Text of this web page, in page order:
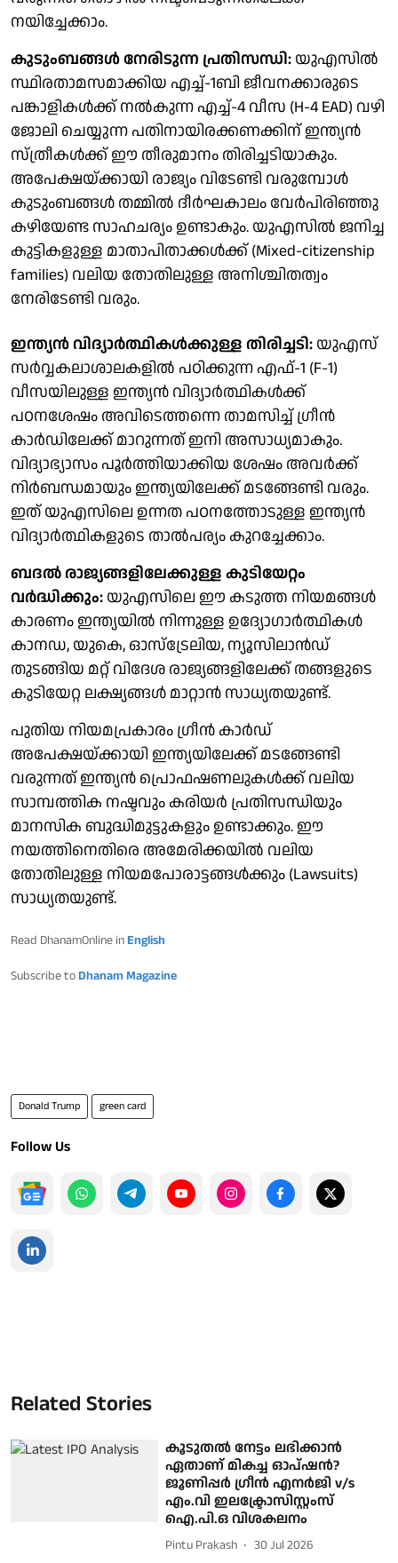
നയിച്ചേക്കാം.
കുടുംബങ്ങൾ നേരിടുന്ന പ്രതിസന്ധി: യുഎസിൽ
സ്ഥിരതാമസമാക്കിയ എച്ച്-1ബി ജീവനക്കാരുടെ
പങ്കാളികൾക്ക് നൽകുന്ന എച്ച്-4 വീസ (H-4 EAD) വഴി
ജോലി ചെയ്യുന്ന പതിനായിരക്കണക്കിന് ഇന്ത്യൻ
സ്ത്രീകൾക്ക് ഈ തീരുമാനം തിരിച്ചടിയാകും.
അപേക്ഷയ്ക്കായി രാജ്യം വിടേണ്ടി വരുമ്പോൾ
കുടുംബങ്ങൾ തമ്മിൽ ദീർഘകാലം വേർപിരിഞ്ഞു
കഴിയേണ്ട സാഹചര്യം ഉണ്ടാകും. യുഎസിൽ ജനിച്ച
കുട്ടികളുള്ള മാതാപിതാക്കൾക്ക് (Mixed-citizenship
families) വലിയ തോതിലുള്ള അനിശ്ചിതത്വം
നേരിടേണ്ടി വരും.
ഇന്ത്യൻ വിദ്യാർത്ഥികൾക്കുള്ള തിരിച്ചടി: യുഎസ്
സർവ്വകലാശാലകളിൽ പഠിക്കുന്ന എഫ്-1 (F-1)
വീസയിലുള്ള ഇന്ത്യൻ വിദ്യാർത്ഥികൾക്ക്
പഠനശേഷം അവിടെത്തന്നെ താമസിച്ച് ഗ്രീൻ
കാർഡിലേക്ക് മാറുന്നത് ഇനി അസാധ്യമാകും.
വിദ്യാഭ്യാസം പൂർത്തിയാക്കിയ ശേഷം അവർക്ക്
നിർബന്ധമായും ഇന്ത്യയിലേക്ക് മടങ്ങേണ്ടി വരും.
ഇത് യുഎസിലെ ഉന്നത പഠനത്തോടുള്ള ഇന്ത്യൻ
വിദ്യാർത്ഥികളുടെ താൽപര്യം കുറച്ചേക്കാം.
ബദൽ രാജ്യങ്ങളിലേക്കുള്ള കുടിയേറ്റം
വർദ്ധിക്കും: യുഎസിലെ ഈ കടുത്ത നിയമങ്ങൾ
കാരണം ഇന്ത്യയില്‍ നിന്നുള്ള ഉദ്യോഗാര്‍ത്ഥികള്‍
കാനഡ, യുകെ, ഓസ്‌ട്രേലിയ, ന്യൂസിലാൻഡ്
തുടങ്ങിയ മറ്റ് വിദേശ രാജ്യങ്ങളിലേക്ക് തങ്ങളുടെ
കുടിയേറ്റ ലക്ഷ്യങ്ങൾ മാറ്റാൻ സാധ്യതയുണ്ട്.
പുതിയ നിയമപ്രകാരം ഗ്രീൻ കാർഡ്
അപേക്ഷയ്ക്കായി ഇന്ത്യയിലേക്ക് മടങ്ങേണ്ടി
വരുന്നത് ഇന്ത്യൻ പ്രൊഫഷണലുകൾക്ക് വലിയ
സാമ്പത്തിക നഷ്ടവും കരിയർ പ്രതിസന്ധിയും
മാനസിക ബുദ്ധിമുട്ടുകളും ഉണ്ടാക്കും. ഈ
നയത്തിനെതിരെ അമേരിക്കയിൽ വലിയ
തോതിലുള്ള നിയമപോരാട്ടങ്ങൾക്കും (Lawsuits)
സാധ്യതയുണ്ട്.
Read DhanamOnline in English
Subscribe to Dhanam Magazine
Donald Trump green card
Follow Us
Related Stories
കൂടുതൽ നേട്ടം ലഭിക്കാൻ
ഏതാണ് മികച്ച ഓപ്ഷൻ?
ജൂണിപ്പർ ​ഗ്രീൻ എനർജി v/s
എം.വി ഇലക്ട്രോസിസ്റ്റംസ്
ഐ.പി.ഒ വിശകലനം
Pintu Prakash 30 Jul 2026